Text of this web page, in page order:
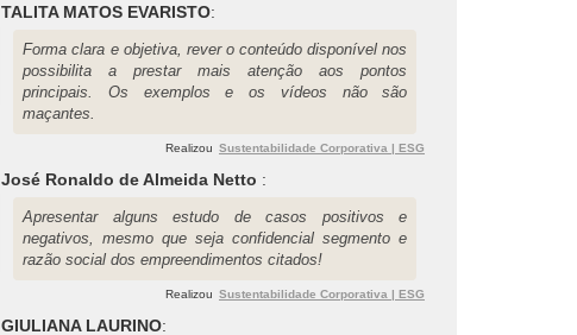
TALITA MATOS EVARISTO:
Forma clara e objetiva, rever o conteúdo disponível nos
possibilita a prestar mais atenção aos pontos
principais. Os exemplos e os vídeos não são
maçantes.
Realizou Sustentabilidade Corporativa | ESG
José Ronaldo de Almeida Netto :
Apresentar alguns estudo de casos positivos e
negativos, mesmo que seja confidencial segmento e
razão social dos empreendimentos citados!
Realizou Sustentabilidade Corporativa | ESG
GIULIANA LAURINO: